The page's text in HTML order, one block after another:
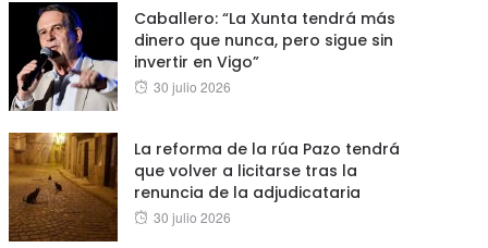
Caballero: “La Xunta tendrá más
dinero que nunca, pero sigue sin
invertir en Vigo”
Posted
30 julio 2026
La reforma de la rúa Pazo tendrá
que volver a licitarse tras la
renuncia de la adjudicataria
Posted
30 julio 2026